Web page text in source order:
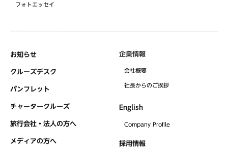
フォトエッセイ
お知らせ
クルーズデスク
パンフレット
チャータークルーズ
旅行会社・法人の方へ
メディアの方へ
企業情報
会社概要
社⻑からのご挨拶
English
Company Profile
採用情報